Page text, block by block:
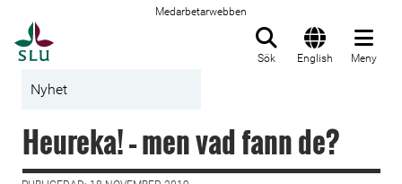
Medarbetarwebben
Sök English Meny
Nyhet
Heureka! – men vad fann de?